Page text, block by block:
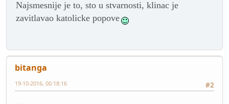
Najsmesnije je to, sto u stvarnosti, klinac je
zavitlavao katolicke popove
bitanga
#2
19-10-2016, 00:18:16